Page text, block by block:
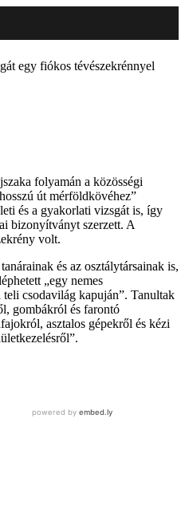
egy fiókos tévészekrénnyel
folyamán a közösségi
út mérföldkövéhez”
és a gyakorlati vizsgát is, így
bizonyítványt szerzett. A
volt.
és az osztálytársainak is,
„egy nemes
csodavilág kapuján”. Tanultak
gombákról és farontó
asztalos gépekről és kézi